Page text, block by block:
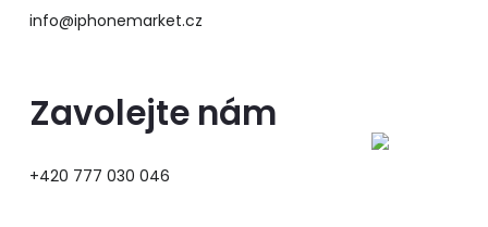
info@iphonemarket.cz
Zavolejte nám
+420 777 030 046